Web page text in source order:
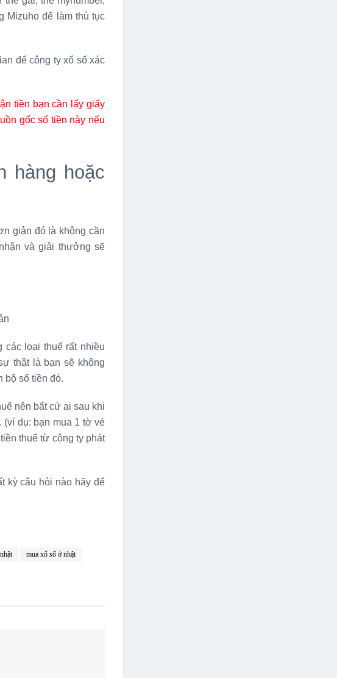
Mizuho để làm thủ tục
để công ty xổ số xác
tiền bạn cần lấy giấy
gốc số tiền này nếu
hàng hoặc
giản đó là không cần
và giải thưởng sẽ
các loại thuế rất nhiều
thật là bạn sẽ không
bộ số tiền đó.
nên bất cứ ai sau khi
(ví dụ: bạn mua 1 tờ vé
thuế từ công ty phát
kỳ câu hỏi nào hãy để
mua xổ số ở nhật